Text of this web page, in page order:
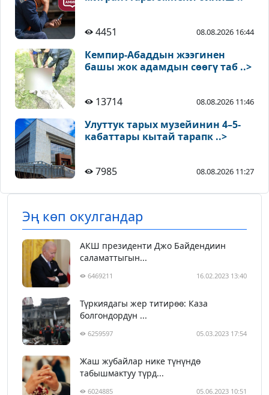
4451 08.08.2026 16:44
Кемпир-Абаддын жээгинен
башы жок адамдын сөөгү таб ..>
13714 08.08.2026 11:46
Улуттук тарых музейинин 4–5-
кабаттары кытай тарапк ..>
7985 08.08.2026 11:27
Эң көп окулгандар
АКШ президенти Джо Байдендиин
саламаттыгын...
6469211 16.02.2023 13:40
Түркиядагы жер титирөө: Каза
болгондордун ...
6259597 05.03.2023 17:54
Жаш жубайлар нике түнүндө
табышмактуу түрд...
6024885 05.06.2023 10:51